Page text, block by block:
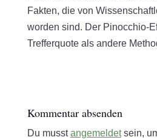
Fakten, die von
worden sind. Der Pinocchio-
Trefferquote als andere
Kommentar absenden
Du musstangemeldetsein,